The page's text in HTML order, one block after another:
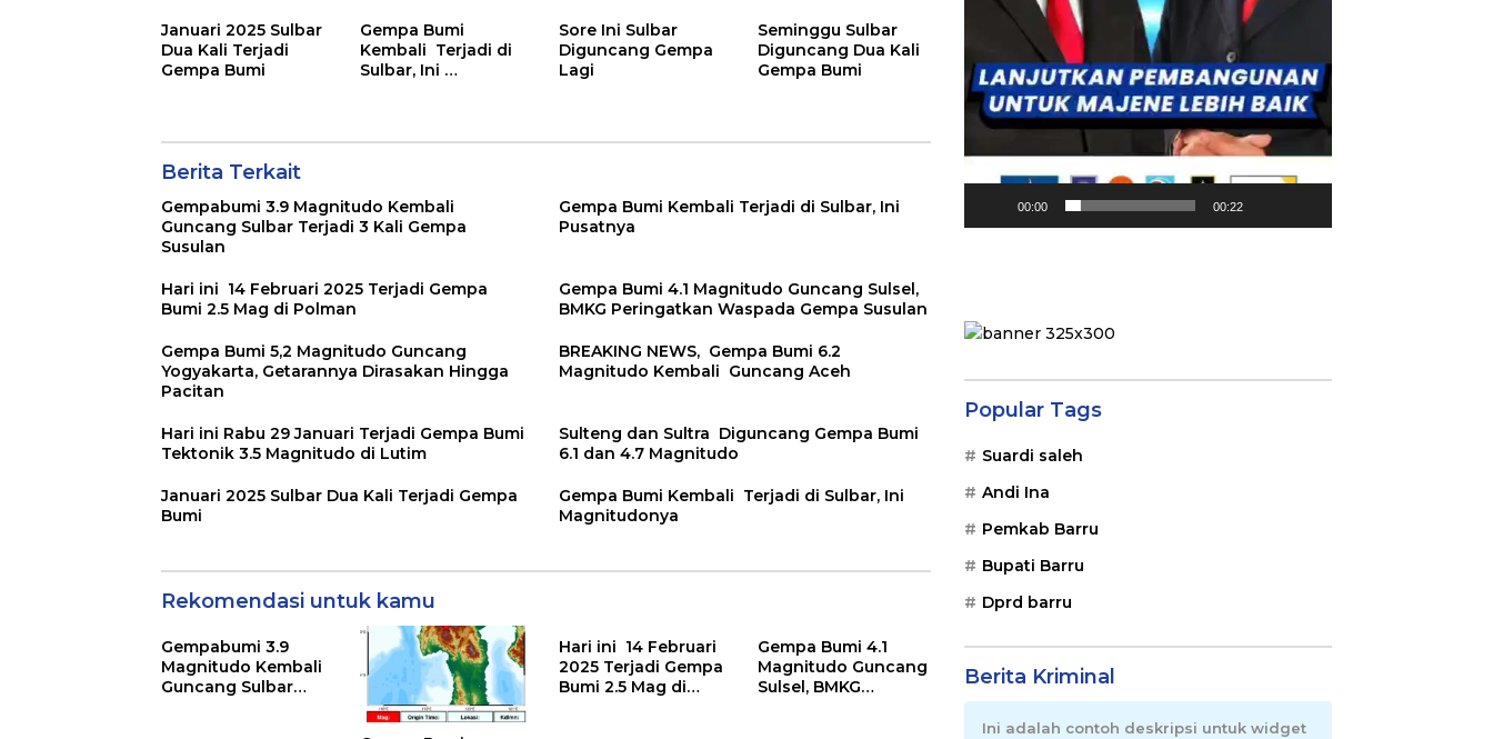
Pacitan
Januari 2025 Sulbar
Dua Kali Terjadi
Gempa Bumi
Gempa Bumi
Kembali Terjadi di
Sulbar, Ini
Sore Ini Sulbar
Diguncang Gempa
Lagi
Seminggu Sulbar
Diguncang Dua Kali
Gempa Bumi
Berita Terkait
Gempabumi 3.9 Magnitudo Kembali
Guncang Sulbar Terjadi 3 Kali Gempa
Susulan
Gempa Bumi Kembali Terjadi di Sulbar, Ini
Pusatnya
Hari ini 14 Februari 2025 Terjadi Gempa
Bumi 2.5 Mag di Polman
Gempa Bumi 4.1 Magnitudo Guncang Sulsel,
BMKG Peringatkan Waspada Gempa Susulan
Gempa Bumi 5,2 Magnitudo Guncang
Yogyakarta, Getarannya Dirasakan Hingga
Pacitan
BREAKING NEWS, Gempa Bumi 6.2
Magnitudo Kembali Guncang Aceh
Hari ini Rabu 29 Januari Terjadi Gempa Bumi
Tektonik 3.5 Magnitudo di Lutim
Sulteng dan Sultra Diguncang Gempa Bumi
6.1 dan 4.7 Magnitudo
Januari 2025 Sulbar Dua Kali Terjadi Gempa
Bumi
Gempa Bumi Kembali Terjadi di Sulbar, Ini
Magnitudonya
Rekomendasi untuk kamu
Gempabumi 3.9
Magnitudo Kembali
Guncang Sulbar
Hari ini 14 Februari
2025 Terjadi Gempa
Bumi 2.5 Mag di
Gempa Bumi 4.1
Magnitudo Guncang
Sulsel, BMKG
00:00 00:22
Popular Tags
Suardi saleh
Andi Ina
Pemkab Barru
Bupati Barru
Dprd barru
Berita Kriminal
Ini adalah contoh deskripsi untuk widget